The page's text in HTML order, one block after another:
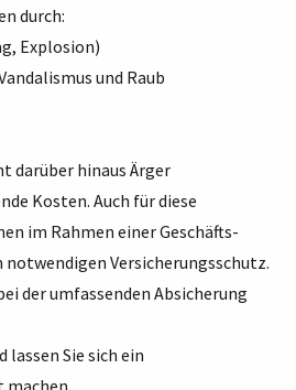
durch:
Explosion)
und Raub
darüber hinaus Ärger
Kosten. Auch für diese
im Rahmen einer Geschäfts-
Versicherungsschutz.
der umfassenden Absicherung
lassen Sie sich ein
machen.